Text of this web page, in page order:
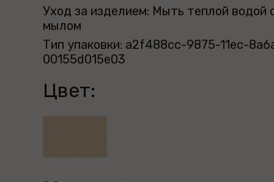
Уход за изделием: Мыть теплой водой
мылом
Тип упаковки: a2f488cc-9875-11ec-
00155d015e03
Цвет: